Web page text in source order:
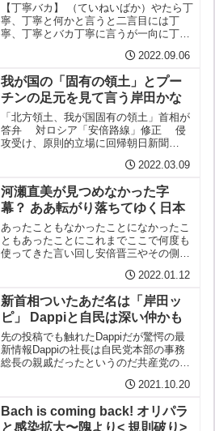
【丁寧バカ】 （ていねいばか）やたら丁
寧、丁寧と何かと言うと二言目には丁
寧、丁寧とバカ丁寧に言うが一向に丁寧
費用 総額16億6000万円程度の概算公表
政府2022.9.6 NHK 松野官房長官：「丁
寧に...
2022.09.06
我が国の「固有の領土」とプー
チンの足元を見て言う岸田かな
「北方領土、我が国固有の領土」首相が
答弁 対ロシア「安倍路線」修正 侵
攻受け、原則的立場に回帰朝日新聞
侵攻を受けてか政府の北方四島をめぐる
表現が変更されておる紳士君：そうです
ね安倍政権は領...
2022.03.09
河瀬直美が見つめなかった字
幕？ ああ転がり落ちてゆく日本
あったこともなかったことになかったこ
ともあったことにこれまでここで何度も
使ってきた言い回し安倍晋三やその側近
いう東京五輪公式記録映画の監督の発言
がまさにそうだ「日本に国際社会からオ
リンピックを7年前に招致...
2022.01.12
新首相ついたあだ名は「岸田ッ
ピ」 Dappiと自民は深い仲かも
先の投稿でも触れたDappiだが驚愕の最
新情報Dappiの社長は自民党本部の事務
総長の親戚だったというのだ共産党の赤
顧客となっていたDappi伝えられるとこ
らしいそして...
2021.10.20
Bach is coming back! オリパラ
と感染拡大〜隗より< 規則破り>